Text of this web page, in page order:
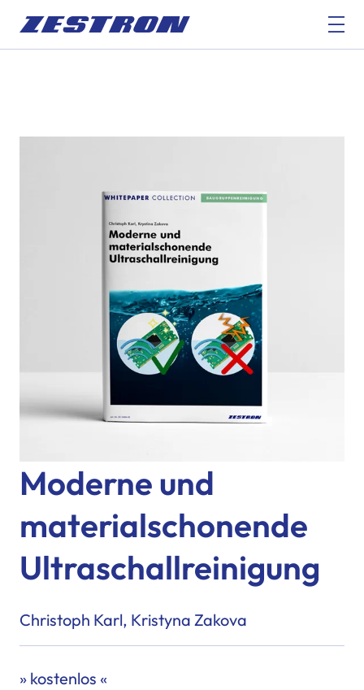
Moderne und
materialschonende
Ultraschallreinigung
Christoph Karl, Kristyna Zakova
» kostenlos «